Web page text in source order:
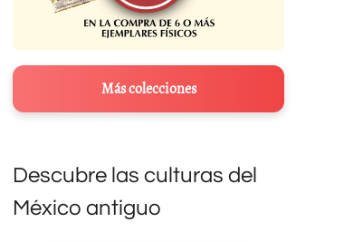
Más colecciones
Descubre las culturas del
México antiguo